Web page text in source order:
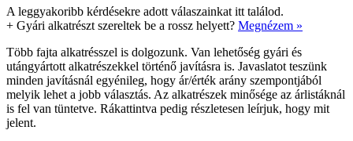
A leggyakoribb kérdésekre adott válaszainkat itt találod.
+ Gyári alkatrészt szereltek be a rossz helyett? Megnézem »
Több fajta alkatrésszel is dolgozunk. Van lehetőség gyári és
utángyártott alkatrészekkel történő javításra is. Javaslatot teszünk
minden javításnál egyénileg, hogy ár/érték arány szempontjából
melyik lehet a jobb választás. Az alkatrészek minősége az árlistáknál
is fel van tüntetve. Rákattintva pedig részletesen leírjuk, hogy mit
jelent.